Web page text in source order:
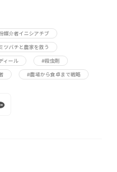
媒介者イニシアチブ
ツバチと農家を救う
ィール #殺虫剤
#農場から食卓まで戦略